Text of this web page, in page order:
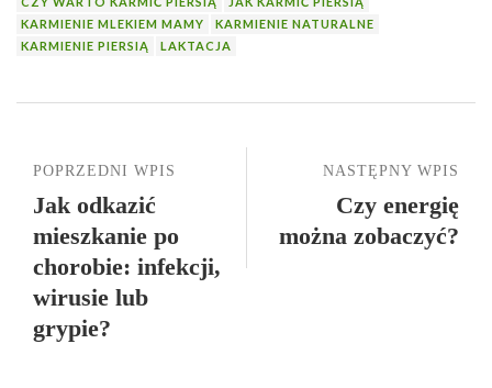
KARMIENIE MLEKIEM MAMY
KARMIENIE NATURALNE
KARMIENIE PIERSIĄ
LAKTACJA
NASTĘPNY WPIS
Czy energię
można zobaczyć?
POPRZEDNI WPIS
Jak odkazić
mieszkanie po
chorobie: infekcji,
wirusie lub
grypie?